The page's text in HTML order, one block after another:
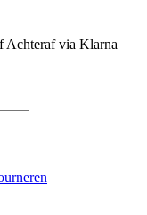
Achteraf via Klarna